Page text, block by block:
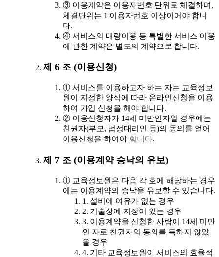
③ 이용계약은 이용자번호 단위로 체결하며,
체결단위는 1 이용자번호 이상이어야 합니
다.
④ 서비스의 대량이용 등 특별한 서비스 이용
에 관한 계약은 별도의 계약으로 합니다.
제 6 조 (이용신청)
① 서비스를 이용하고자 하는 자는 교육정보
원이 지정한 양식에 따라 온라인신청을 이용
하여 가입 신청을 해야 합니다.
② 이용신청자가 14세 미만인자일 경우에는
친권자(부모, 법정대리인 등)의 동의를 얻어
이용신청을 하여야 합니다.
제 7 조 (이용계약 승낙의 유보)
① 교육정보원은 다음 각 호에 해당하는 경우
에는 이용계약의 승낙을 유보할 수 있습니다.
1. 설비에 여유가 없는 경우
2. 기술상에 지장이 있는 경우
3. 이용계약을 신청한 사람이 14세 미만
인 자로 친권자의 동의를 득하지 않았
을 경우
4. 기타 교육정보원이 서비스의 효율적